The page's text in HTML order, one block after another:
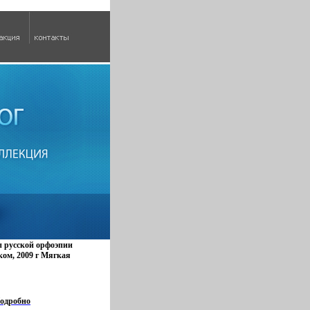
орфоэпии
2009 г Мягкая
978-5-397-00395-7
мм) инфо 4806q.